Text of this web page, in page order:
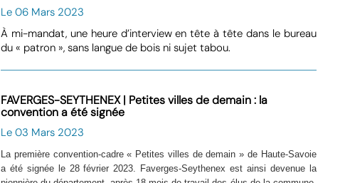
Le 06 Mars 2023
À mi-mandat, une heure d’interview en tête à tête dans le bureau
du « patron », sans langue de bois ni sujet tabou.
FAVERGES-SEYTHENEX | Petites villes de demain : la
convention a été signée
Le 03 Mars 2023
La première convention-cadre « Petites villes de demain » de Haute-Savoie
a été signée le 28 février 2023. Faverges-Seythenex est ainsi devenue la